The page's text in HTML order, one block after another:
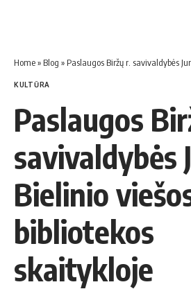
Home» Blog » Paslaugos Biržų r. savivaldybės Jurgio
KULTŪRA
Paslaugos
savivaldybės
Bielinio
bibliotekos
skaitykloje